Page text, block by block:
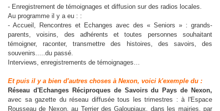
- Enregistrement de témoignages et diffusion sur des radios locales.
Au programme il y a eu : :
- Accueil, Rencontres et Echanges avec des « Seniors » : grands-
parents, voisins, des adhérents et toutes personnes souhaitant
témoigner, raconter, transmettre des histoires, des savoirs, des
souvenirs.....du passé.
Interviews, enregistrements de témoignages…
Et puis il y a bien d'autres choses à Nexon, voici k'exemple du :
Réseau d'Echanges Réciproques de Savoirs du Pays de Nexon,
avec sa gazette du réseau diffusée tous les trimestres : à l'Espace
Rousseau de Nexon, au Terrier des Galoupiaux, dans les mairies, par